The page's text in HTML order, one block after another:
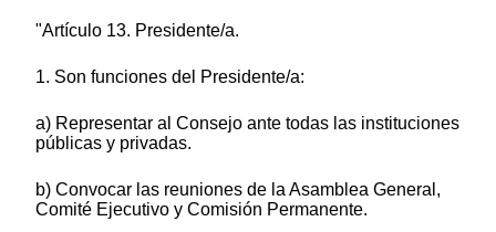
"Artículo 13. Presidente/a.
1. Son funciones del Presidente/a:
a) Representar al Consejo ante todas las instituciones
públicas y privadas.
b) Convocar las reuniones de la Asamblea General,
Comité Ejecutivo y Comisión Permanente.